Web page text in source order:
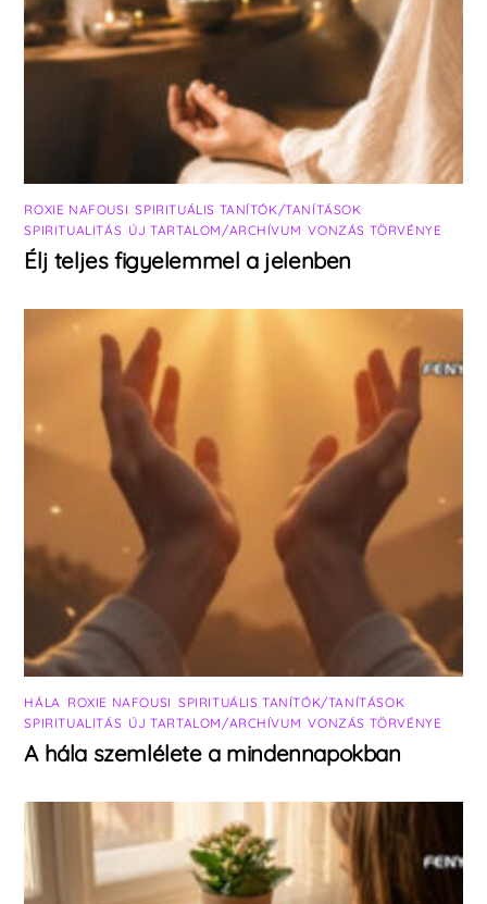
ROXIE NAFOUSI ,SPIRITUÁLIS TANÍTÓK/TANÍTÁSOK
SPIRITUALITÁS ÚJ TARTALOM/ARCHÍVUM ,VONZÁS TÖRVÉNYE
Élj teljes figyelemmel a jelenben
HÁLA ROXIE NAFOUSI SPIRITUÁLIS TANÍTÓK/TANÍTÁSOK
SPIRITUALITÁS ÚJ TARTALOM/ARCHÍVUM ,VONZÁS TÖRVÉNYE
A hála szemlélete a mindennapokban